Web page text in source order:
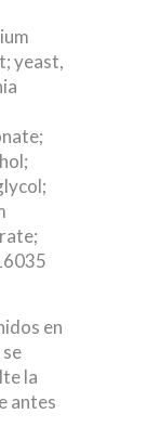
yeast,
en
la
antes